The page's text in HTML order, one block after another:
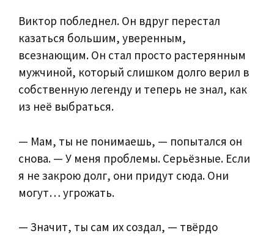
Виктор побледнел. Он вдруг перестал
казаться большим, уверенным,
всезнающим. Он стал просто растерянным
мужчиной, который слишком долго верил в
собственную легенду и теперь не знал, как
из неё выбраться.
— Мам, ты не понимаешь, — попытался он
снова. — У меня проблемы. Серьёзные. Если
я не закрою долг, они придут сюда. Они
могут… угрожать.
— Значит, ты сам их создал, — твёрдо